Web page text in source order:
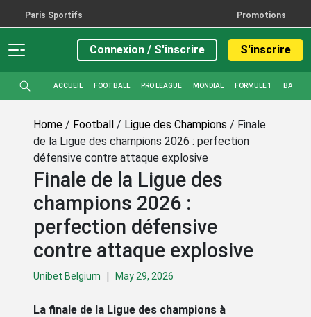
Paris Sportifs Promotions
Connexion / S'inscrire S'inscrire
ACCUEIL FOOTBALL PRO LEAGUE MONDIAL FORMULE 1 BASKET
Home / Football / Ligue des Champions / Finale
de la Ligue des champions 2026 : perfection
défensive contre attaque explosive
Finale de la Ligue des
champions 2026 :
perfection défensive
contre attaque explosive
Unibet Belgium | May 29, 2026
La finale de la Ligue des champions à